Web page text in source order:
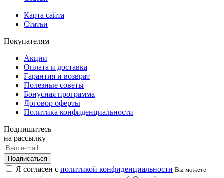
Карта сайта
Статьи
Покупателям
Акции
Оплата и доставка
Гарантия и возврат
Полезные советы
Бонусная программа
Договор оферты
Политика конфиденциальности
Подпишитесь
на рассылку
Подписаться
Я согласен с политикой конфиденциальности Вы можете